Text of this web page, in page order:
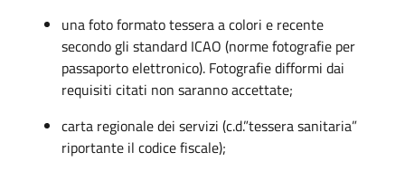
una foto formato tessera a colori e recente
secondo gli standard ICAO (norme fotografie per
passaporto elettronico). Fotografie difformi dai
requisiti citati non saranno accettate;
carta regionale dei servizi (c.d.”tessera sanitaria”
riportante il codice fiscale);